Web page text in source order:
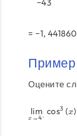
−43
= −1, 441860
Оцените
x →4-
lim cos3 (x)